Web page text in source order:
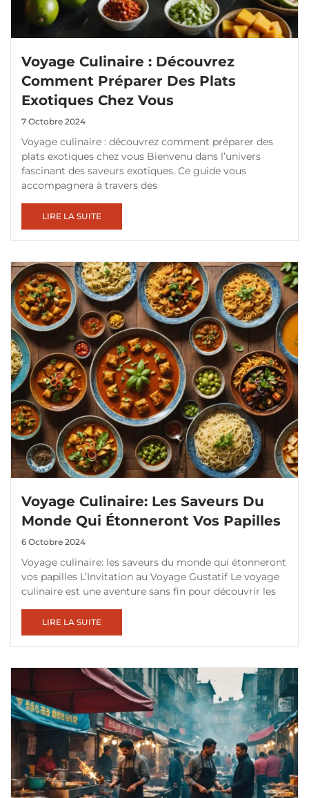
Voyage Culinaire : Découvrez
Comment Préparer Des Plats
Exotiques Chez Vous
7 Octobre 2024
Voyage culinaire : découvrez comment préparer des
plats exotiques chez vous Bienvenu dans l’univers
fascinant des saveurs exotiques. Ce guide vous
accompagnera à travers des
LIRE LA SUITE
Voyage Culinaire: Les Saveurs Du
Monde Qui Étonneront Vos Papilles
6 Octobre 2024
Voyage culinaire: les saveurs du monde qui étonneront
vos papilles L’Invitation au Voyage Gustatif Le voyage
culinaire est une aventure sans fin pour découvrir les
LIRE LA SUITE